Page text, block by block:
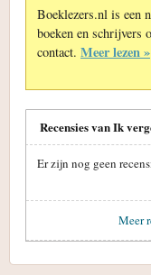
Boeklezers.nl is een
boeken en schrijvers
contact. Meer lezen »
Recensies van Ik
Er zijn nog geen
Meer